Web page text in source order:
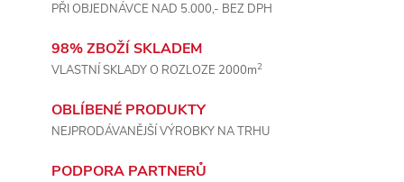
PŘI OBJEDNÁVCE NAD 5.000,- BEZ DPH
98% ZBOŽÍ SKLADEM
VLASTNÍ SKLADY O ROZLOZE 2000m2
OBLÍBENÉ PRODUKTY
NEJPRODÁVANĚJŠÍ VÝROBKY NA TRHU
PODPORA PARTNERŮ